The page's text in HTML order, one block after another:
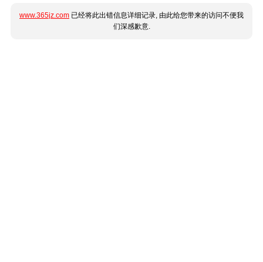
www.365jz.com 已经将此出错信息详细记录, 由此给您带来的访问不便我
们深感歉意.